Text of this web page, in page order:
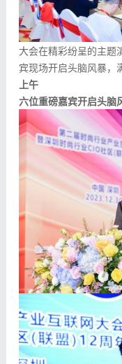
大会在精彩纷呈的主题
宾现场开启头脑风暴，
上午
六位重磅嘉宾开启头脑